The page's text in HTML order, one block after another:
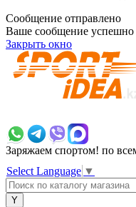
Сообщение отправлено
Ваше сообщение успешно
Закрыть окно
Заряжаем спортом! по
Select Language ▼